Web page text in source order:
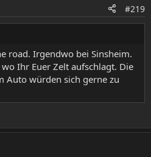
#219
road. Irgendwo bei Sinsheim.
Ihr Euer Zelt aufschlagt. Die
Auto würden sich gerne zu